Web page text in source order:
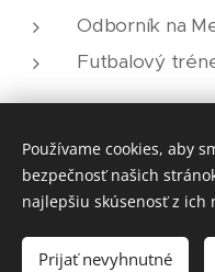
Odborník na
Futbalový
Používame cookies, aby
bezpečnosť našich
najlepšiu skúsenosť z ich
Prijať nevyhnutné